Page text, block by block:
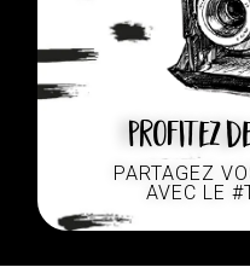
Profitez
PARTAGEZ
AVEC LE